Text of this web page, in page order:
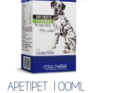
APETIPET 100ML